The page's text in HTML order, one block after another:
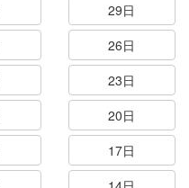
29日
26日
23日
20日
17日